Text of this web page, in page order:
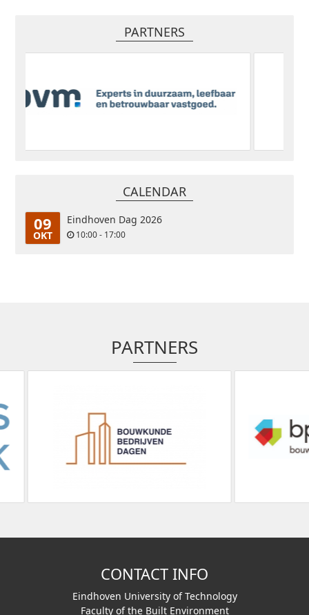
PARTNERS
CALENDAR
09
OKT
Eindhoven Dag 2026
10:00 - 17:00
PARTNERS
CONTACT INFO
Eindhoven University of Technology
Faculty of the Built Environment